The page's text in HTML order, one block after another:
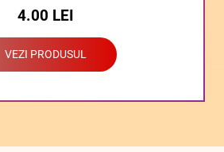
4.00 LEI
VEZI PRODUSUL